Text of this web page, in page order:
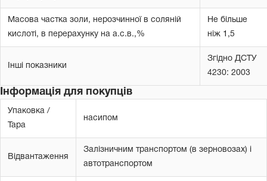
Масова частка золи, нерозчинної в соляній
кислоті, в перерахунку на а.с.в.,%
Не більше
ніж 1,5
Інші показники
Згідно ДСТУ
4230: 2003
Інформація для покупців
Упаковка /
Тара
насипом
Відвантаження
Залізничним транспортом (в зерновозах) і
автотранспортом